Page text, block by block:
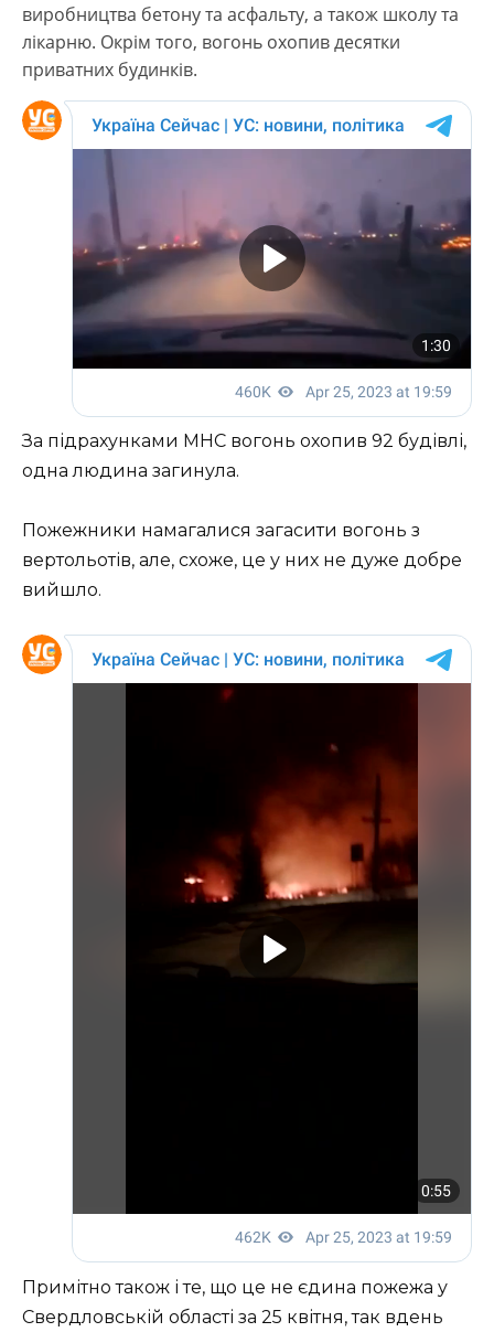
виробництва бетону та асфальту, а також школу та
лікарню. Окрім того, вогонь охопив десятки
приватних будинків.
За підрахунками МНС вогонь охопив 92 будівлі,
одна людина загинула.
Пожежники намагалися загасити вогонь з
вертольотів, але, схоже, це у них не дуже добре
вийшло.
Примітно також і те, що це не єдина пожежа у
Свердловській області за 25 квітня, так вдень